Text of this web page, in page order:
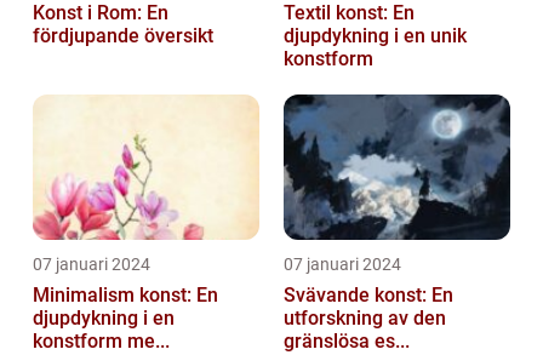
Konst i Rom: En
fördjupande översikt
Textil konst: En
djupdykning i en unik
konstform
07 januari 2024
Minimalism konst: En
djupdykning i en
konstform me...
07 januari 2024
Svävande konst: En
utforskning av den
gränslösa es...